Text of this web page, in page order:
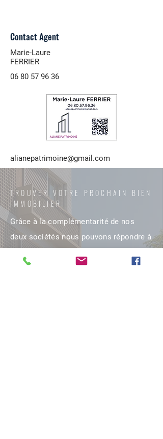
Contact Agent
Marie-Laure
FERRIER
06 80 57 96 36
alianepatrimoine@gmail.com
TROUVER VOTRE PROCHAIN BIEN
IMMOBILIER
Grâce à la complémentarité de nos
deux sociétés nous pouvons répondre à